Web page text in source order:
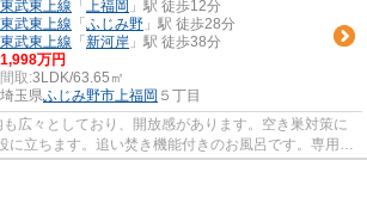
東武東上線 「 上福岡 」駅 徒歩12分
東武東上線 「 ふじみ野 」駅 徒歩28分
東武東上線 「 新河岸 」駅 徒歩38分
1,998万円
間取:3LDK/63.65㎡
埼玉県ふじみ野市上福岡 ５丁目
広々としており、開放感があります。空き巣対策に
に立ちます。追い焚き機能付きのお風呂です。専用ボ
配達員と顔を合わせずに...